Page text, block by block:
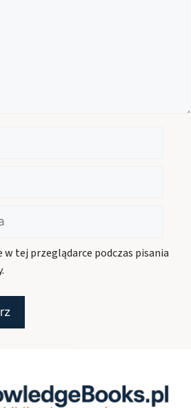
tej przeglądarce podczas pisania